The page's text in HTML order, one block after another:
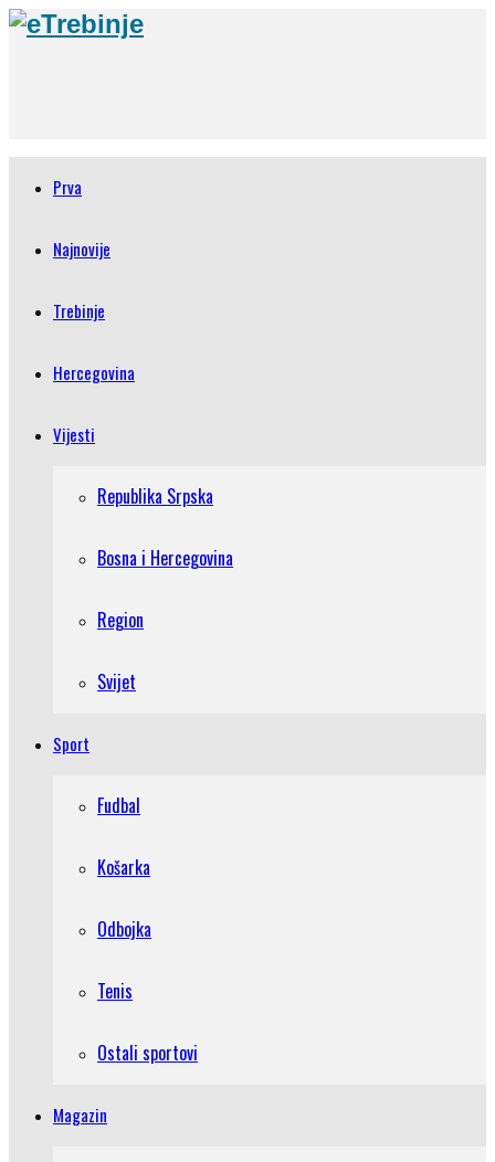
Prva
Najnovije
Trebinje
Hercegovina
Vijesti
Republika Srpska
Bosna i Hercegovina
Region
Svijet
Sport
Fudbal
Košarka
Odbojka
Tenis
Ostali sportovi
Magazin